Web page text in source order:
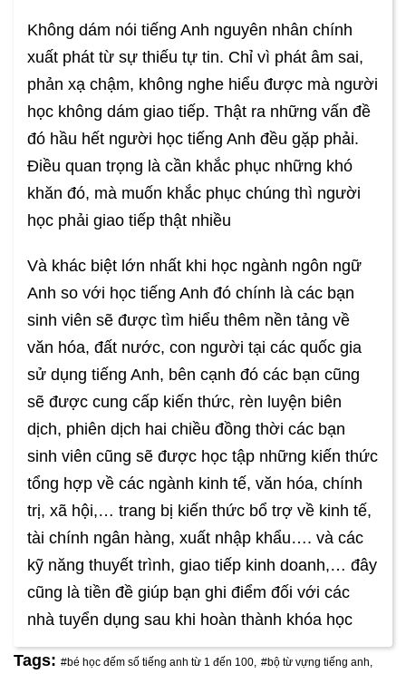
Không dám nói tiếng Anh nguyên nhân chính
xuất phát từ sự thiếu tự tin. Chỉ vì phát âm sai,
phản xạ chậm, không nghe hiểu được mà người
học không dám giao tiếp. Thật ra những vấn đề
đó hầu hết người học tiếng Anh đều gặp phải.
Điều quan trọng là cần khắc phục những khó
khăn đó, mà muốn khắc phục chúng thì người
học phải giao tiếp thật nhiều
Và khác biệt lớn nhất khi học ngành ngôn ngữ
Anh so với học tiếng Anh đó chính là các bạn
sinh viên sẽ được tìm hiểu thêm nền tảng về
văn hóa, đất nước, con người tại các quốc gia
sử dụng tiếng Anh, bên cạnh đó các bạn cũng
sẽ được cung cấp kiến thức, rèn luyện biên
dịch, phiên dịch hai chiều đồng thời các bạn
sinh viên cũng sẽ được học tập những kiến thức
tổng hợp về các ngành kinh tế, văn hóa, chính
trị, xã hội,… trang bị kiến thức bổ trợ về kinh tế,
tài chính ngân hàng, xuất nhập khẩu…. và các
kỹ năng thuyết trình, giao tiếp kinh doanh,… đây
cũng là tiền đề giúp bạn ghi điểm đối với các
nhà tuyển dụng sau khi hoàn thành khóa học
Tags: #bé học đếm số tiếng anh từ 1 đến 100, #bộ từ vựng tiếng anh,